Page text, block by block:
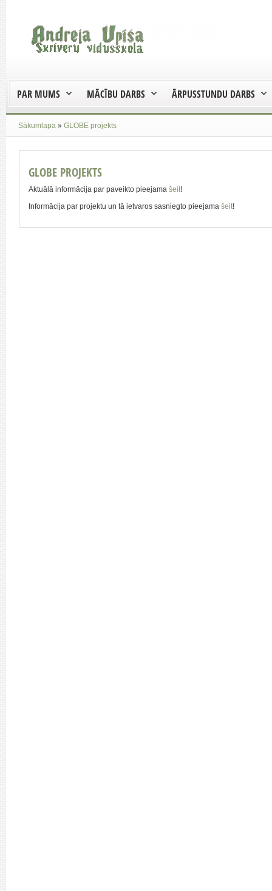
PAR MUMS MĀCĪBU DARBS ĀRPUSSTUNDU DARBS
Sākumlapa » GLOBE projekts
GLOBE PROJEKTS
Aktuālā informācija par paveikto pieejama šeit!
Informācija par projektu un tā ietvaros sasniegto pieejama šeit!